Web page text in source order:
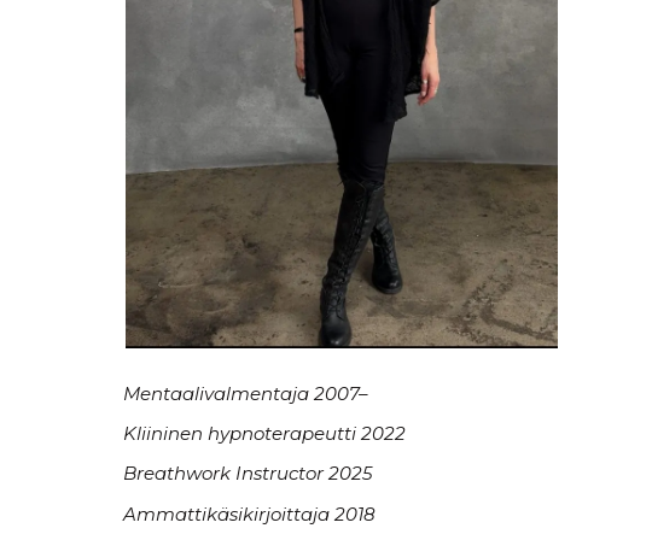
Mentaalivalmentaja 2007–
Kliininen hypnoterapeutti 2022
Breathwork Instructor 2025
Ammattikäsikirjoittaja 2018